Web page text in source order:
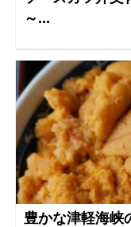
～...
豊かな津軽海